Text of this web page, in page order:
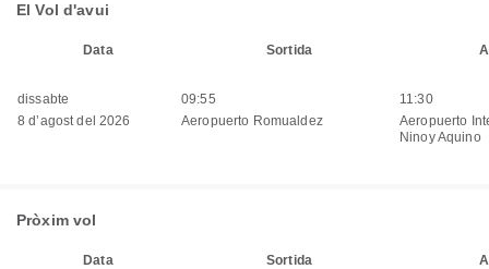
El Vol d'avui
Data Sortida
dissabte
8 d’agost del 2026
09:55
Aeropuerto Romualdez
11:30
Aeropuerto
Ninoy Aquino
Pròxim vol
Data Sortida